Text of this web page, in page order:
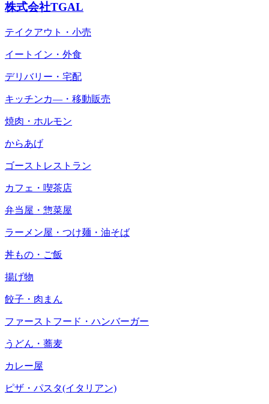
株式会社TGAL
テイクアウト・小売
イートイン・外食
デリバリー・宅配
キッチンカ―・移動販売
焼肉・ホルモン
からあげ
ゴーストレストラン
カフェ・喫茶店
弁当屋・惣菜屋
ラーメン屋・つけ麺・油そば
丼もの・ご飯
揚げ物
餃子・肉まん
ファーストフード・ハンバーガー
うどん・蕎麦
カレー屋
ピザ・パスタ(イタリアン)